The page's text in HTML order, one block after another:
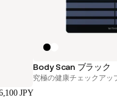
JPY
Body Scan ブラック
究極の健康チェックアッ